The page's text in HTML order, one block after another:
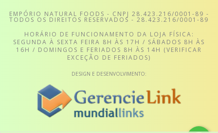
EMPÓRIO NATURAL FOODS - CNPJ 28.423.216/0001-89 -
TODOS OS DIREITOS RESERVADOS - 28.423.216/0001-89
HORÁRIO DE FUNCIONAMENTO DA LOJA FÍSICA:
SEGUNDA À SEXTA FEIRA 8H ÀS 17H / SÁBADOS 8H ÀS
16H / DOMINGOS E FERIADOS 8H ÀS 14H (VERIFICAR
EXCEÇÃO DE FERIADOS)
DESIGN E DESENVOLVIMENTO: